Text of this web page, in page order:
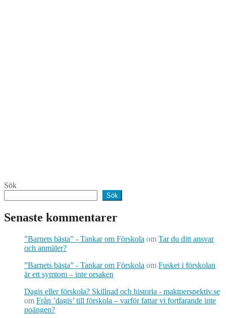
Sök
Sök
Senaste kommentarer
”Barnets bästa” - Tankar om Förskola om Tar du ditt ansvar
och anmäler?
”Barnets bästa” - Tankar om Förskola om Fusket i förskolan
är ett symtom – inte orsaken
Dagis eller förskola? Skillnad och historia - maktperspektiv.se
om Från ’dagis’ till förskola – varför fattar vi fortfarande inte
poängen?